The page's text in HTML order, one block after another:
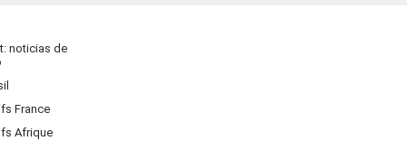
noticias de
France
Afrique